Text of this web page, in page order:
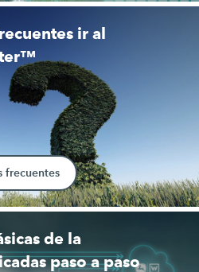
ir al
frecuentes
de la
paso a paso